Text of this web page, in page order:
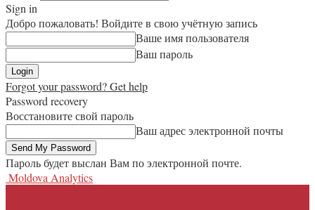
Sign in
Добро пожаловать! Войдите в свою учётную запись
Ваше имя пользователя
Ваш пароль
Forgot your password? Get help
Password recovery
Восстановите свой пароль
Ваш адрес электронной почты
Пароль будет выслан Вам по электронной почте.
Moldova Analytics